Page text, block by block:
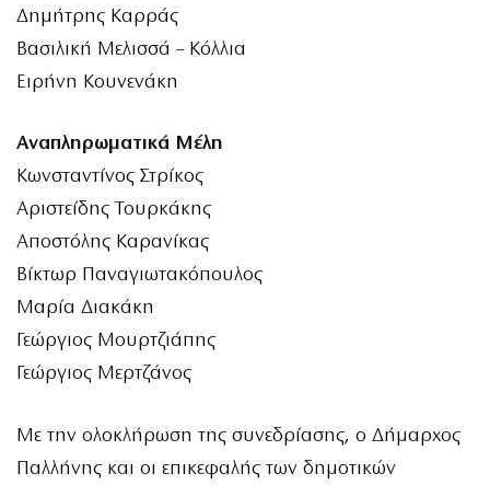
Δημήτρης Καρράς
Βασιλική Μελισσά – Κόλλια
Ειρήνη Κουνενάκη
Αναπληρωματικά Μέλη
Κωνσταντίνος Στρίκος
Αριστείδης Τουρκάκης
Αποστόλης Καρανίκας
Βίκτωρ Παναγιωτακόπουλος
Μαρία Διακάκη
Γεώργιος Μουρτζιάπης
Γεώργιος Μερτζάνος
Με την ολοκλήρωση της συνεδρίασης, ο Δήμαρχος
Παλλήνης και οι επικεφαλής των δημοτικών